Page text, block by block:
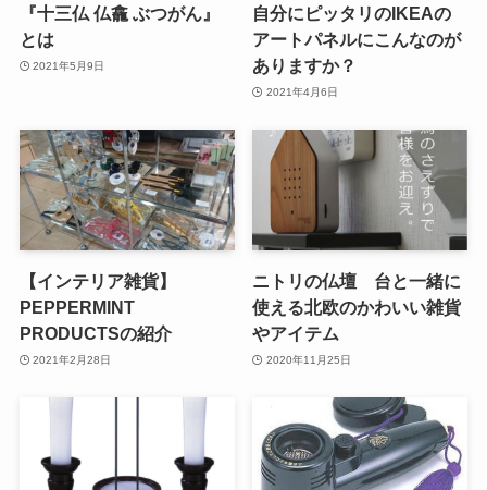
『十三仏 仏龕 ぶつがん』
とは
2021年5月9日
自分にピッタリのIKEAの
アートパネルにこんなのが
ありますか？
2021年4月6日
【インテリア雑貨】
PEPPERMINT
PRODUCTSの紹介
2021年2月28日
ニトリの仏壇 台と一緒に
使える北欧のかわいい雑貨
やアイテム
2020年11月25日